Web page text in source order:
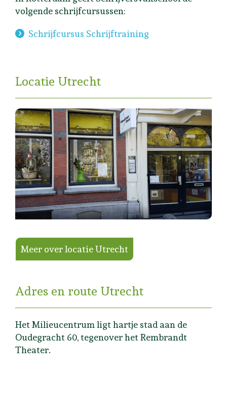
volgende schrijfcursussen:
Schrijfcursus Schrijftraining
Locatie Utrecht
Meer over locatie Utrecht
Adres en route Utrecht
Het Milieucentrum ligt hartje stad aan de
Oudegracht 60, tegenover het Rembrandt
Theater.